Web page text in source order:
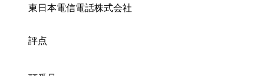
東日本電信電話株式会社
評点